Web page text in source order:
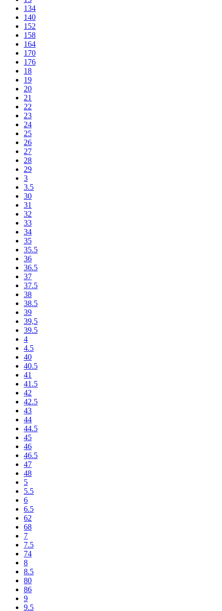
134
140
152
158
164
170
176
18
19
20
21
22
23
24
25
26
27
28
29
3
3.5
30
31
32
33
34
35
35.5
36
36.5
37
37.5
38
38.5
39
39,5
39.5
4
4.5
40
40.5
41
41.5
42
42.5
43
44
44.5
45
46
46.5
47
48
5
5.5
6
6.5
62
68
7
7.5
74
8
8.5
80
86
9
9.5